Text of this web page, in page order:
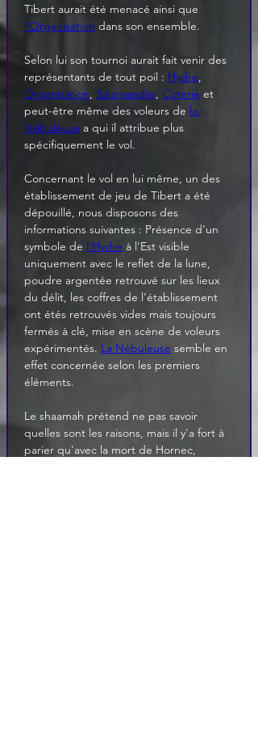
Tibert aurait été menacé ainsi que
l'Organisation dans son ensemble.
Selon lui son tournoi aurait fait venir des
représentants de tout poil : Hydre,
Organisation, Salamandre, Coterie et
peut-être même des voleurs de la
Nébuleuse a qui il attribue plus
spécifiquement le vol.
Concernant le vol en lui même, un des
établissement de jeu de Tibert a été
dépouillé, nous disposons des
informations suivantes : Présence d'un
symbole de l'Hydre à l'Est visible
uniquement avec le reflet de la lune,
poudre argentée retrouvé sur les lieux
du délit, les coffres de l'établissement
ont étés retrouvés vides mais toujours
fermés à clé, mise en scène de voleurs
expérimentés. La Nébuleuse semble en
effet concernée selon les premiers
éléments.
Le shaamah prétend ne pas savoir
quelles sont les raisons, mais il y'a fort à
parier qu'avec la mort de Hornec,